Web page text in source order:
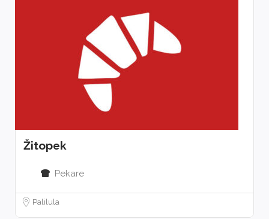
Žitopek
Pekare
Palilula